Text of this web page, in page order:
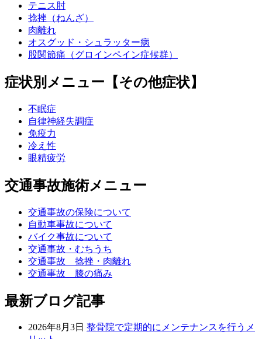
テニス肘
捻挫（ねんざ）
肉離れ
オスグッド・シュラッター病
股関節痛（グロインペイン症候群）
症状別メニュー【その他症状】
不眠症
自律神経失調症
免疫力
冷え性
眼精疲労
交通事故施術メニュー
交通事故の保険について
自動車事故について
バイク事故について
交通事故・むちうち
交通事故 捻挫・肉離れ
交通事故 膝の痛み
最新ブログ記事
2026年8月3日 整骨院で定期的にメンテナンスを行うメ